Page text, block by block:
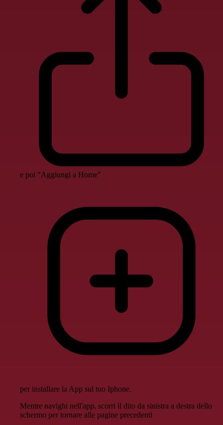
e poi "Aggiungi a Home"
per installare la App sul tuo Iphone.
Mentre navighi nell'app, scorri il dito da sinistra a destra dello
schermo per tornare alle pagine precedenti